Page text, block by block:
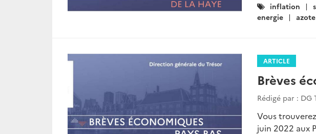
Catégories
:
inflation
energie
azote
ARTICLE
Brèves
Rédigé par : DG
Vous
juin 2022 aux